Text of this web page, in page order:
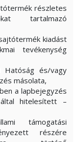
részletes
tartalmazó
kiadást
tevékenység
Hatóság és/vagy
másolata,
a lapbejegyzés
hitelesített –
támogatási
részére